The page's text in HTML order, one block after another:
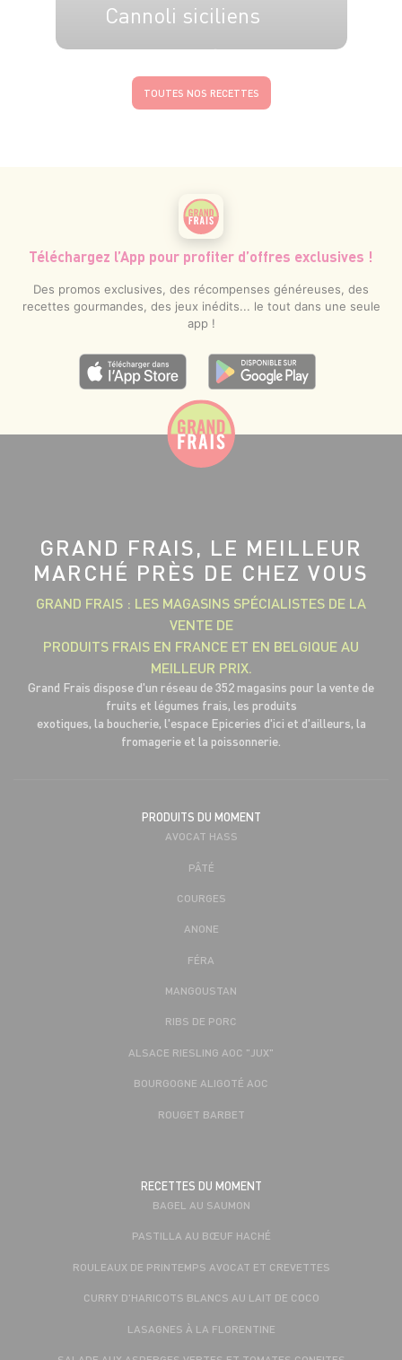
Cannoli siciliens
TOUTES NOS RECETTES
Téléchargez l’App pour profiter d’offres exclusives !
Des promos exclusives, des récompenses généreuses, des
recettes gourmandes, des jeux inédits... le tout dans une seule
app !
GRAND FRAIS, LE MEILLEUR
MARCHÉ PRÈS DE CHEZ VOUS
GRAND FRAIS : LES MAGASINS SPÉCIALISTES DE LA
VENTE DE
PRODUITS FRAIS EN FRANCE ET EN BELGIQUE AU
MEILLEUR PRIX.
Grand Frais dispose d'un réseau de 352 magasins pour la vente de
fruits et légumes frais, les produits
exotiques, la boucherie, l'espace Epiceries d'ici et d'ailleurs, la
fromagerie et la poissonnerie.
PRODUITS DU MOMENT
AVOCAT HASS
PÂTÉ
COURGES
ANONE
FÉRA
MANGOUSTAN
RIBS DE PORC
ALSACE RIESLING AOC "JUX"
BOURGOGNE ALIGOTÉ AOC
ROUGET BARBET
RECETTES DU MOMENT
BAGEL AU SAUMON
PASTILLA AU BŒUF HACHÉ
ROULEAUX DE PRINTEMPS AVOCAT ET CREVETTES
CURRY D'HARICOTS BLANCS AU LAIT DE COCO
LASAGNES À LA FLORENTINE